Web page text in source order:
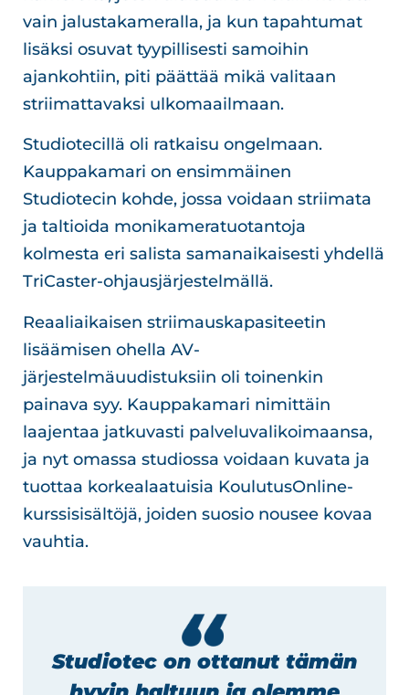
vain jalustakameralla, ja kun tapahtumat
lisäksi osuvat tyypillisesti samoihin
ajankohtiin, piti päättää mikä valitaan
striimattavaksi ulkomaailmaan.
Studiotecillä oli ratkaisu ongelmaan.
Kauppakamari on ensimmäinen
Studiotecin kohde, jossa voidaan striimata
ja taltioida monikameratuotantoja
kolmesta eri salista samanaikaisesti yhdellä
TriCaster-ohjausjärjestelmällä.
Reaaliaikaisen striimauskapasiteetin
lisäämisen ohella AV-
järjestelmäuudistuksiin oli toinenkin
painava syy. Kauppakamari nimittäin
laajentaa jatkuvasti palveluvalikoimaansa,
ja nyt omassa studiossa voidaan kuvata ja
tuottaa korkealaatuisia KoulutusOnline-
kurssisisältöjä, joiden suosio nousee kovaa
vauhtia.
Studiotec on ottanut tämän